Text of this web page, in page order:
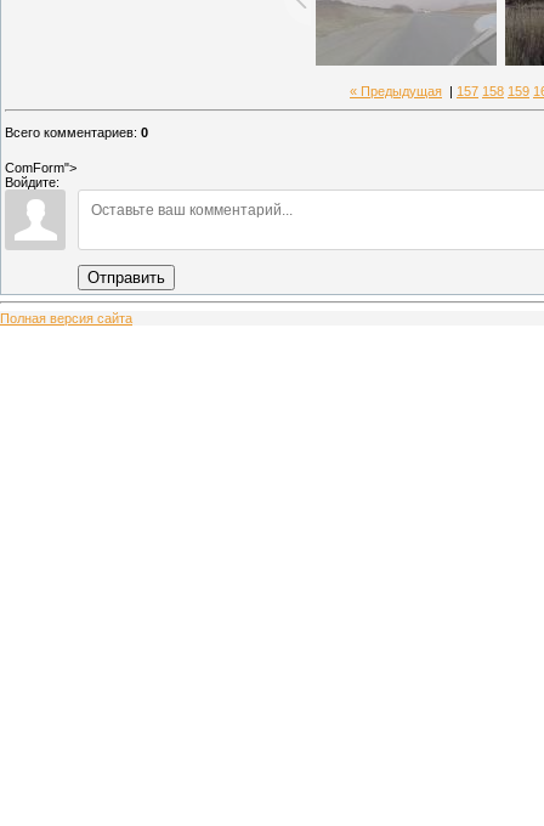
« Предыдущая 157 158 159
Всего комментариев: 0
ComForm">
Войдите:
Отправить
Полная версия сайта